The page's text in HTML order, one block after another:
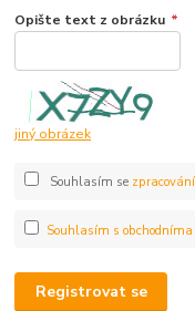
Opište text z obrázku *
jiný obrázek
Souhlasím se
Souhlasím s
Registrovat se